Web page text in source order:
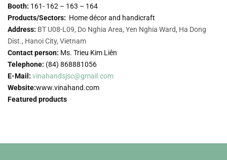
Booth: 161- 162 – 163 – 164
Products/Sectors: Home décor and handicraft
Address: BT U08-L09, Do Nghia Area, Yen Nghia Ward, Ha Dong
Dist., Hanoi City, Vietnam
Contact person: Ms. Trieu Kim Liên
Telephone: (84) 868881056
E-Mail: vinahandsjsc@gmail.com
Website:www.vinahand.com
Featured products